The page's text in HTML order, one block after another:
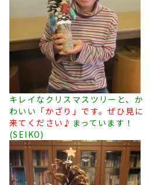
キレイなクリスマスツリーと、か
わいい 「かざり」です。ぜひ見に
来てください♪ まっています！
(SEIKO)